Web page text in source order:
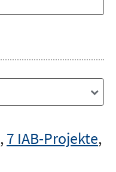
,7 IAB-Projekte,